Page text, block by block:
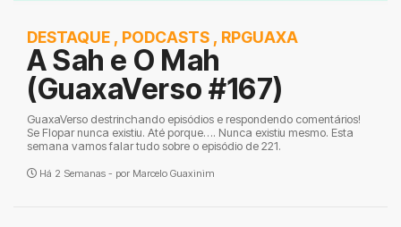
DESTAQUE , PODCASTS , RPGUAXA
A Sah e O Mah
(GuaxaVerso #167)
GuaxaVerso destrinchando episódios e respondendo comentários!
Se Flopar nunca existiu. Até porque…. Nunca existiu mesmo. Esta
semana vamos falar tudo sobre o episódio de 221.
Há 2 Semanas - por Marcelo Guaxinim